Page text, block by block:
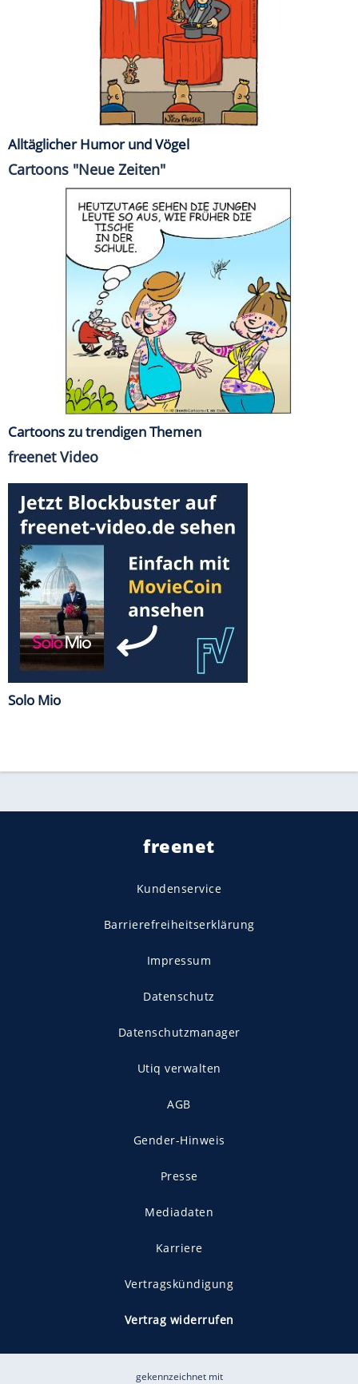
Alltäglicher Humor und Vögel
Cartoons "Neue Zeiten"
Cartoons zu trendigen Themen
freenet Video
Solo Mio
freenet
Kundenservice
Barrierefreiheitserklärung
Impressum
Datenschutz
Datenschutzmanager
Utiq verwalten
AGB
Gender-Hinweis
Presse
Mediadaten
Karriere
Vertragskündigung
Vertrag widerrufen
gekennzeichnet mit